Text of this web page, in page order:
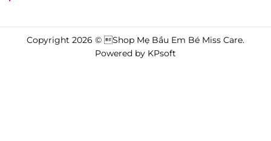
Copyright 2026 © Shop Mẹ Bầu Em Bé Miss Care.
Powered by KPsoft